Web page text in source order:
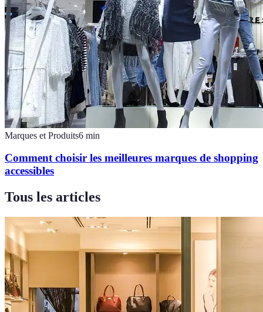
Marques et Produits6 min
Comment choisir les meilleures marques de shopping
accessibles
Tous les articles